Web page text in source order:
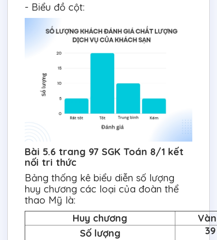
- Biểu đồ cột:
Bài 5.6 trang 97 SGK Toán 8/1 kết
nối tri thức
Bảng thống kê biểu diễn số lượng
huy chương các loại của đoàn thể
thao Mỹ là:
Huy chương
Số lượng
39